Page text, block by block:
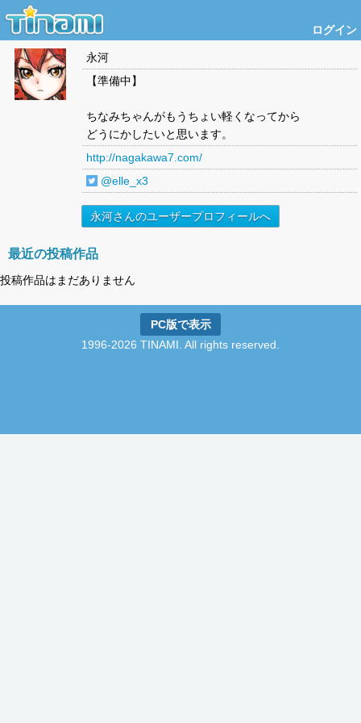
ログイン
永河
【準備中】
ちなみちゃんがもうちょい軽くなってから
どうにかしたいと思います。
http://nagakawa7.com/
@elle_x3
永河さんのユーザープロフィールへ
最近の投稿作品
投稿作品はまだありません
PC版で表示
1996-2026 TINAMI. All rights reserved.